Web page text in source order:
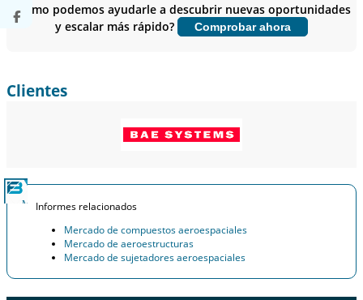
Personalizar ahora
¿Cómo podemos ayudarle a descubrir nuevas oportunidades
y escalar más rápido?
Comprobar ahora
Clientes
Informes relacionados
Mercado de compuestos aeroespaciales
Mercado de aeroestructuras
Mercado de sujetadores aeroespaciales